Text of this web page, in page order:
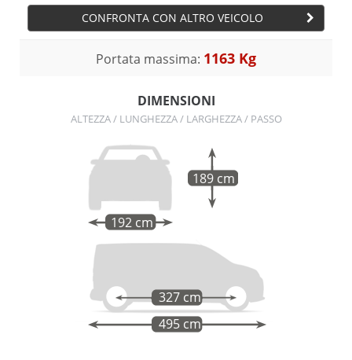
CONFRONTA CON ALTRO VEICOLO
Portata massima: 1163 Kg
DIMENSIONI
ALTEZZA / LUNGHEZZA / LARGHEZZA / PASSO
192 cm
189 cm
495 cm
327 cm